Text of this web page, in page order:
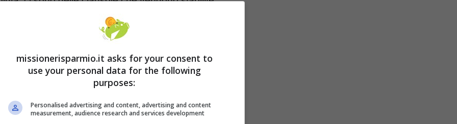
in cui, secondo contratto, il diritto di rimborso
il risarcimento:
una patente in corso di validità;
effetto di sostanze stupefacenti o in stato di
ad animali od oggetti trasportati;
missionerisparmio.it asks for your consent to
use your personal data for the following
purposes:
Personalised advertising and content, advertising and content
measurement, audience research and services development